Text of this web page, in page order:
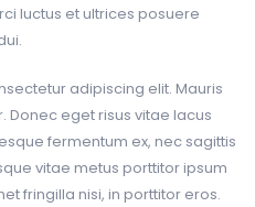
luctus et ultrices posuere
adipiscing elit. Mauris
Donec eget risus vitae lacus
fermentum ex, nec sagittis
vitae metus porttitor ipsum
fringilla nisi, in porttitor eros.